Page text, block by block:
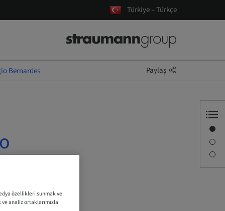
Türkiye – Türkçe
Bernardes Paylaş
özellikleri sunmak ve
analiz ortaklarımızla